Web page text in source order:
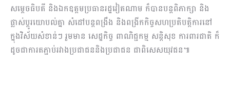
សម្ដេចធិបតី និងឯកឧត្តម​ប្រធានរដ្ឋវៀតណាម ក៏បានបន្តពិភាក្សា និង
ផ្លាស់ប្ដូរយោបល់គ្នា សំដៅបន្តពង្រឹង និងពង្រីកកិច្ចសហប្រតិបត្តិការនៅ
ក្នុងវិស័យសំខាន់ៗ រួមមាន សេដ្ឋកិច្ច​ ពាណិជ្ជកម្ម សន្តិសុខ ការពារជាតិ ក៏
ដូចជាការតភ្ជាប់រវាងប្រជាជននិងប្រជាជន ជាពិសេសយុវជន៕